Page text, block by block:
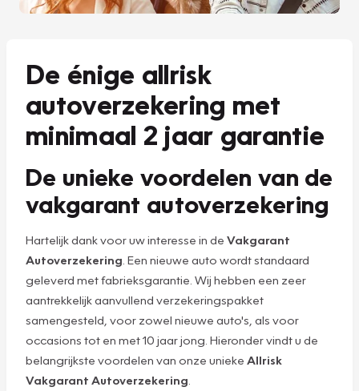
De énige allrisk
autoverzekering met
minimaal 2 jaar garantie
De unieke voordelen van de
vakgarant autoverzekering
Hartelijk dank voor uw interesse in de Vakgarant
Autoverzekering . Een nieuwe auto wordt standaard
geleverd met fabrieksgarantie. Wij hebben een zeer
aantrekkelijk aanvullend verzekeringspakket
samengesteld, voor zowel nieuwe auto's, als voor
occasions tot en met 10 jaar jong. Hieronder vindt u de
belangrijkste voordelen van onze unieke Allrisk
Vakgarant Autoverzekering